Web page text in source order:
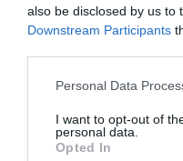
also be disclosed by us to
Downstream Participants
Please note that this
not limited to your visit or
grant or deny consent to
use your data for below
Personal Data
I want to opt-out of
personal data.
Opted In
Βαρύ πένθος για τον
από την Εύβοια που
κρίθηκαν
Πόρτο Γερμενό
προσλήψεις σε δήμο
της Εύβοιας: Δείτε εδώ